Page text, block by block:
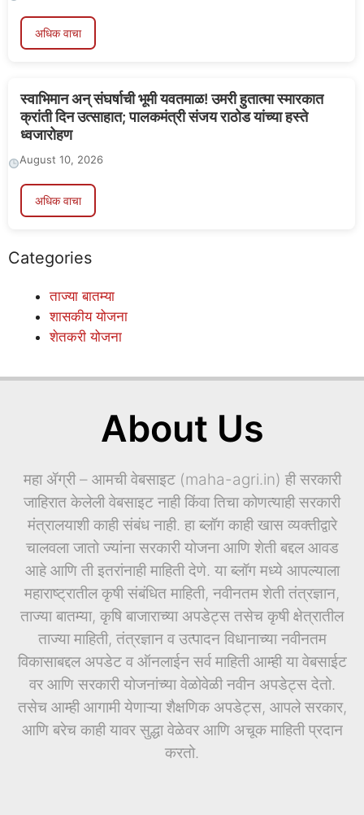
अधिक वाचा
स्वाभिमान अन् संघर्षाची भूमी यवतमाळ! उमरी हुतात्मा स्मारकात
क्रांती दिन उत्साहात; पालकमंत्री संजय राठोड यांच्या हस्ते
ध्वजारोहण
August 10, 2026
अधिक वाचा
Categories
ताज्या बातम्या
शासकीय योजना
शेतकरी योजना
About Us
महा ॲग्री – आमची वेबसाइट (maha-agri.in) ही सरकारी
जाहिरात केलेली वेबसाइट नाही किंवा तिचा कोणत्याही सरकारी
मंत्रालयाशी काही संबंध नाही. हा ब्लॉग काही खास व्यक्तीद्वारे
चालवला जातो ज्यांना सरकारी योजना आणि शेती बद्दल आवड
आहे आणि ती इतरांनाही माहिती देणे. या ब्लॉग मध्ये आपल्याला
महाराष्ट्रातील कृषी संबंधित माहिती, नवीनतम शेती तंत्रज्ञान,
ताज्या बातम्या, कृषि बाजाराच्या अपडेट्स तसेच कृषी क्षेत्रातील
ताज्या माहिती, तंत्रज्ञान व उत्पादन विधानाच्या नवीनतम
विकासाबद्दल अपडेट व ऑनलाईन सर्व माहिती आम्ही या वेबसाईट
वर आणि सरकारी योजनांच्या वेळोवेळी नवीन अपडेट्स देतो.
तसेच आम्ही आगामी येणाऱ्या शैक्षणिक अपडेट्स, आपले सरकार,
आणि बरेच काही यावर सुद्धा वेळेवर आणि अचूक माहिती प्रदान
करतो.